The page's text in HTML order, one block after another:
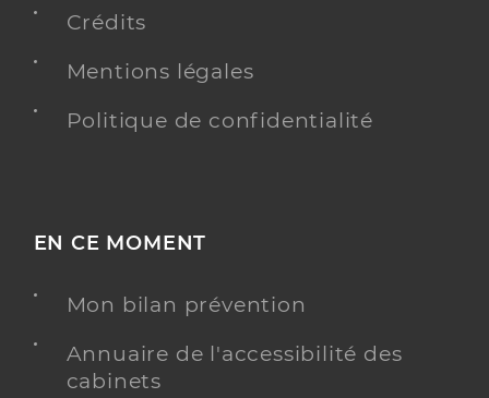
Crédits
Mentions légales
Politique de confidentialité
EN CE MOMENT
Mon bilan prévention
Annuaire de l'accessibilité des
cabinets